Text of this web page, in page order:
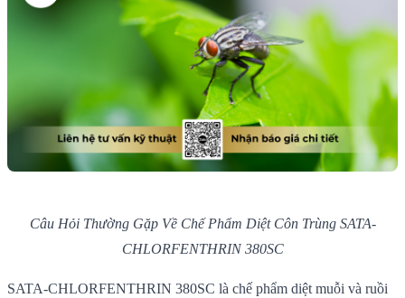
Câu Hỏi Thường Gặp Về Chế Phẩm Diệt Côn Trùng SATA-
CHLORFENTHRIN 380SC
SATA-CHLORFENTHRIN 380SC là chế phẩm diệt muỗi và ruồi